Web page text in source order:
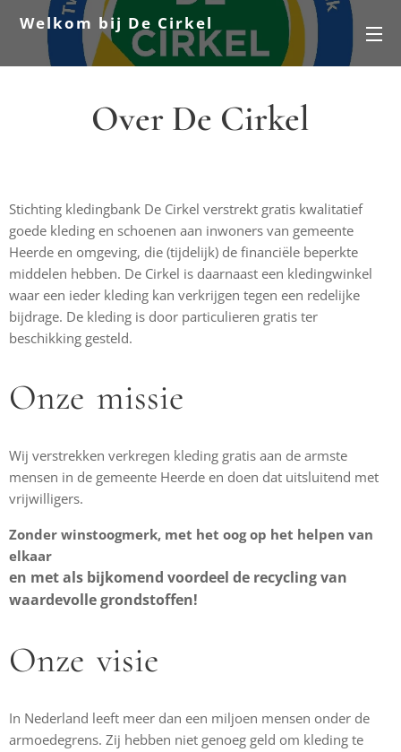
Welkom bij De Cirkel
Over De Cirkel
Stichting kledingbank De Cirkel verstrekt gratis kwalitatief
goede kleding en schoenen aan inwoners van gemeente
Heerde en omgeving, die (tijdelijk) de financiële beperkte
middelen hebben. De Cirkel is daarnaast een kledingwinkel
waar een ieder kleding kan verkrijgen tegen een redelijke
bijdrage. De kleding is door particulieren gratis ter
beschikking gesteld.
Onze missie
Wij verstrekken verkregen kleding gratis aan de armste
mensen in de gemeente Heerde en doen dat uitsluitend met
vrijwilligers.
Zonder winstoogmerk, met het oog op het helpen van
elkaar
en met als bijkomend voordeel de recycling van
waardevolle grondstoffen!
Onze visie
In Nederland leeft meer dan een miljoen mensen onder de
armoedegrens. Zij hebben niet genoeg geld om kleding te